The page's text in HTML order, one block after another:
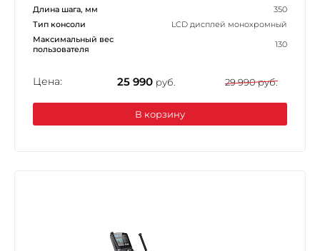
Длина шага, мм
350
Тип консоли
LCD дисплей монохромный
Максимальный вес
пользователя
130
Цена: 25 990 руб. 29 990 руб.
В корзину